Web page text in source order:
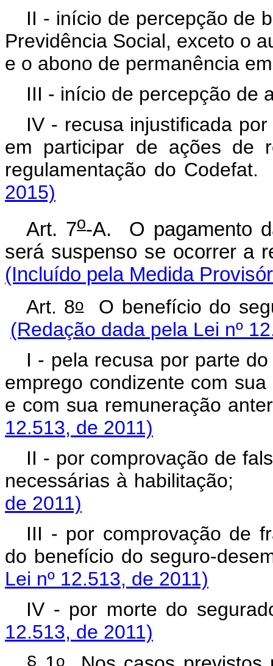
II - início de percepção de
Previdência Social, exceto o
e o abono de permanência
III - início de percepção de
IV - recusa injustificada
em participar de ações de
regulamentação do Codefat.
2015)
Art. 7o-A. O pagamento
será suspenso se ocorrer
(Incluído pela Medida
Art. 8oO benefício do
(Redação dada pela Lei nº
I - pela recusa por parte
emprego condizente com
e com sua remuneração
12.513, de 2011)
II - por comprovação de
necessárias à
de 2011)
III - por comprovação de
do benefício do seguro-
Lei nº 12.513, de 2011)
IV - por morte do
12.513, de 2011)
o